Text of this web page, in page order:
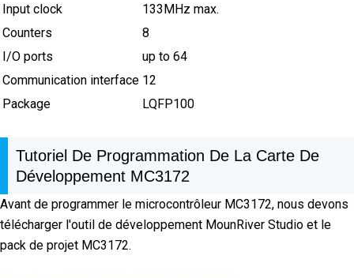
Input clock
133MHz max.
Counters
8
I/O ports
up to 64
Communication interface 12
Package
LQFP100
Tutoriel De Programmation De La Carte De
Développement MC3172
Avant de programmer le microcontrôleur MC3172, nous devons
télécharger l'outil de développement MounRiver Studio et le
pack de projet MC3172.